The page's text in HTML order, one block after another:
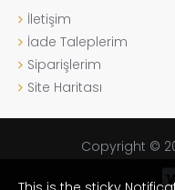
İletişim
İade Taleplerim
Siparişlerim
Site Haritası
Copyright ©